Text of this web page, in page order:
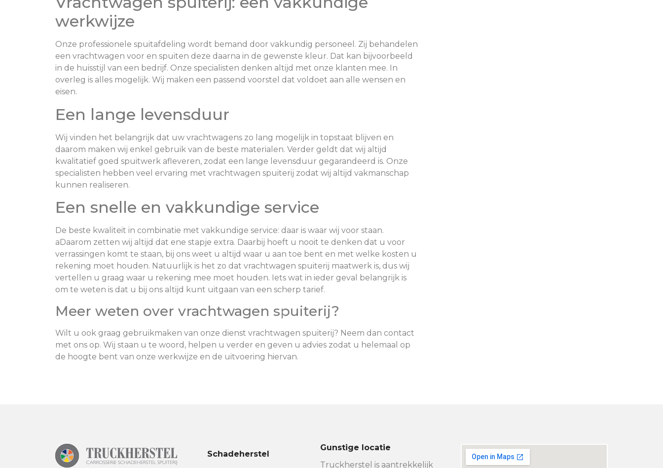
werkwijze
Onze professionele spuitafdeling wordt bemand door vakkundig personeel. Zij behandelen
een vrachtwagen voor en spuiten deze daarna in de gewenste kleur. Dat kan bijvoorbeeld
in de huisstijl van een bedrijf. Onze specialisten denken altijd met onze klanten mee. In
overleg is alles mogelijk. Wij maken een passend voorstel dat voldoet aan alle wensen en
eisen.
Een lange levensduur
Wij vinden het belangrijk dat uw vrachtwagens zo lang mogelijk in topstaat blijven en
daarom maken wij enkel gebruik van de beste materialen. Verder geldt dat wij altijd
kwalitatief goed spuitwerk afleveren, zodat een lange levensduur gegarandeerd is. Onze
specialisten hebben veel ervaring met vrachtwagen spuiterij zodat wij altijd vakmanschap
kunnen realiseren.
Een snelle en vakkundige service
De beste kwaliteit in combinatie met vakkundige service: daar is waar wij voor staan.
aDaarom zetten wij altijd dat ene stapje extra. Daarbij hoeft u nooit te denken dat u voor
verrassingen komt te staan, bij ons weet u altijd waar u aan toe bent en met welke kosten u
rekening moet houden. Natuurlijk is het zo dat vrachtwagen spuiterij maatwerk is, dus wij
vertellen u graag waar u rekening mee moet houden. Iets wat in ieder geval belangrijk is
om te weten is dat u bij ons altijd kunt uitgaan van een scherp tarief.
Meer weten over vrachtwagen spuiterij?
Wilt u ook graag gebruikmaken van onze dienst vrachtwagen spuiterij? Neem dan contact
met ons op. Wij staan u te woord, helpen u verder en geven u advies zodat u helemaal op
de hoogte bent van onze werkwijze en de uitvoering hiervan.
Schadeherstel
Gunstige locatie
Truckherstel is aantrekkelijk